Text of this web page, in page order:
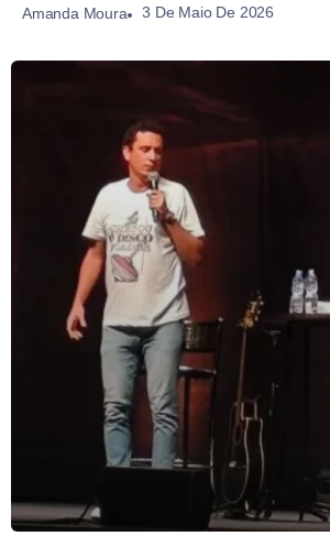
Amanda Moura 3 De Maio De 2026